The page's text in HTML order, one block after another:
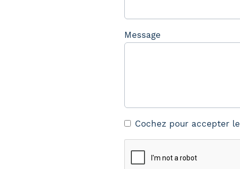
Message
Cochez pour accepter